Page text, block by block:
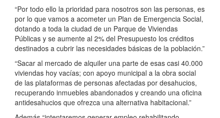
“Por todo ello la prioridad para nosotros son las personas, es
por lo que vamos a acometer un Plan de Emergencia Social,
dotando a toda la ciudad de un Parque de Viviendas
Públicas y se aumente al 2% del Presupuesto los créditos
destinados a cubrir las necesidades básicas de la población.”
“Sacar al mercado de alquiler una parte de esas casi 40.000
viviendas hoy vacías; con apoyo municipal a la obra social
de las plataformas de personas afectadas por desahucios,
recuperando inmuebles abandonados y creando una oficina
antidesahucios que ofrezca una alternativa habitacional.”